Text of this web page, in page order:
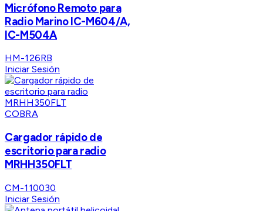
Micrófono Remoto para
Radio Marino IC-M604/A,
IC-M504A
HM-126RB
Iniciar Sesión
COBRA
Cargador rápido de
escritorio para radio
MRHH350FLT
CM-110030
Iniciar Sesión